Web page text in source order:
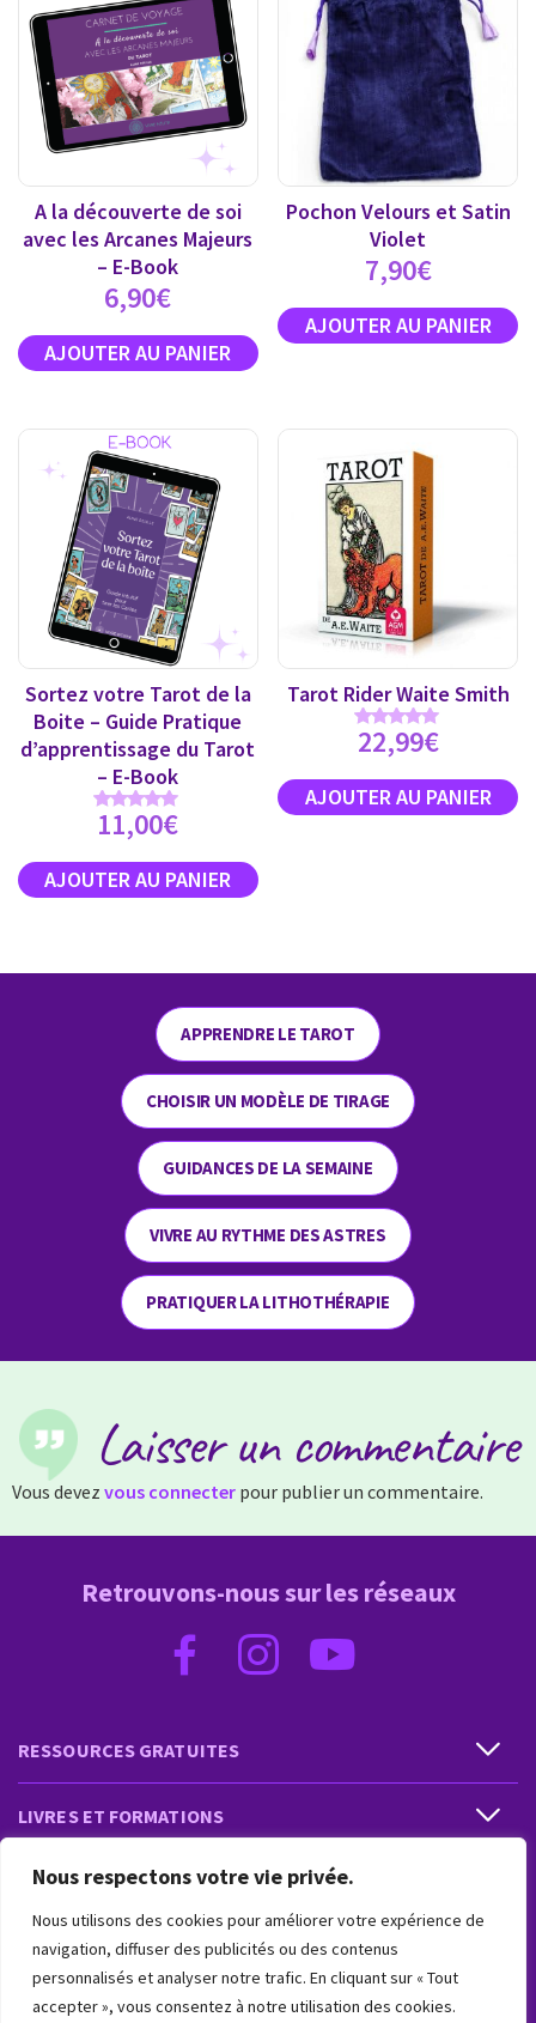
Nous respectons votre vie privée.
Nous utilisons des cookies pour améliorer votre expérience de
navigation, diffuser des publicités ou des contenus
personnalisés et analyser notre trafic. En cliquant sur « Tout
accepter », vous consentez à notre utilisation des cookies.
A la découverte de soi
avec les Arcanes Majeurs
– E-Book
6,90€
Pochon Velours et Satin
Violet
7,90€
Sortez votre Tarot de la
Boite – Guide Pratique
d’apprentissage du Tarot
– E-Book
Note
5.00
11,00€
Tarot Rider Waite Smith
Note
4.89
22,99€
APPRENDRE LE TAROT
CHOISIR UN MODÈLE DE TIRAGE
GUIDANCES DE LA SEMAINE
VIVRE AU RYTHME DES ASTRES
PRATIQUER LA LITHOTHÉRAPIE
Laisser un commentaire
Vous devez vous connecter pour publier un commentaire.
RESSOURCES GRATUITES
LIVRES ET FORMATIONS
PRESTATIONS ET PRODUITS
VIVRE INTUITIF
Retrouvons-nous sur les réseaux